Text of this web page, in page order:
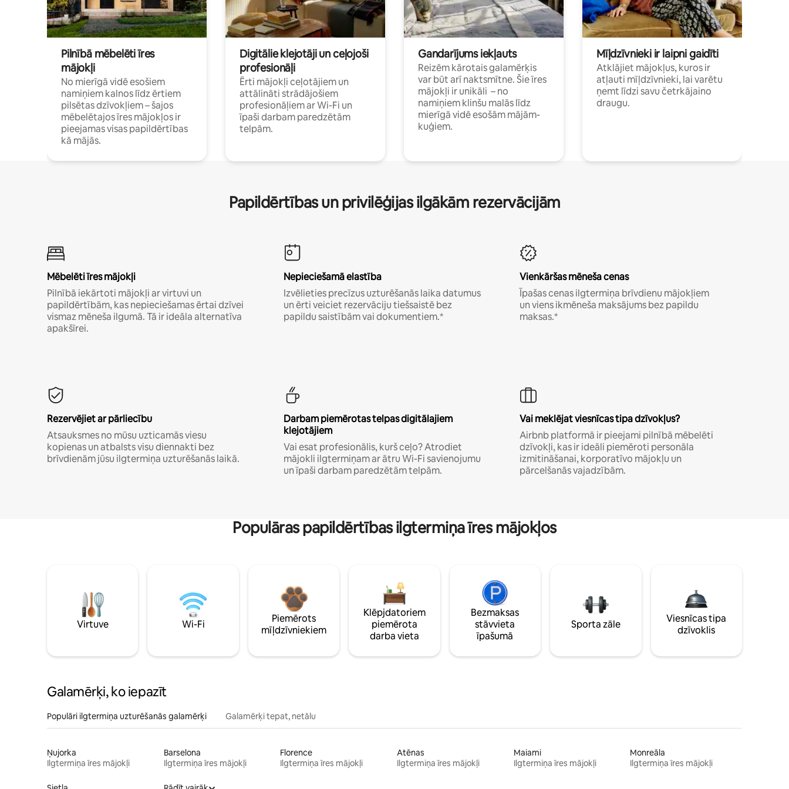
Pilnībā mēbelēti īres
mājokļi
No mierīgā vidē esošiem
namiņiem kalnos līdz ērtiem
pilsētas dzīvokļiem – šajos
mēbelētajos īres mājokļos ir
pieejamas visas papildērtības
kā mājās.
Digitālie klejotāji un ceļojoši
profesionāļi
Ērti mājokļi ceļotājiem un
attālināti strādājošiem
profesionāļiem ar Wi-Fi un
īpaši darbam paredzētām
telpām.
Gandarījums iekļauts
Reizēm kārotais galamērķis
var būt arī naktsmītne. Šie īres
mājokļi ir unikāli – no
namiņiem klinšu malās līdz
mierīgā vidē esošām mājām-
kuģiem.
Mīļdzīvnieki ir laipni gaidīti
Atklājiet mājokļus, kuros ir
atļauti mīļdzīvnieki, lai varētu
ņemt līdzi savu četrkājaino
draugu.
Papildērtības un privilēģijas ilgākām rezervācijām
Mēbelēti īres mājokļi
Pilnībā iekārtoti mājokļi ar virtuvi un
papildērtībām, kas nepieciešamas ērtai dzīvei
vismaz mēneša ilgumā. Tā ir ideāla alternatīva
apakšīrei.
Nepieciešamā elastība
Izvēlieties precīzus uzturēšanās laika datumus
un ērti veiciet rezervāciju tiešsaistē bez
papildu saistībām vai dokumentiem.*
Vienkāršas mēneša cenas
Īpašas cenas ilgtermiņa brīvdienu mājokļiem
un viens ikmēneša maksājums bez papildu
maksas.*
Rezervējiet ar pārliecību
Atsauksmes no mūsu uzticamās viesu
kopienas un atbalsts visu diennakti bez
brīvdienām jūsu ilgtermiņa uzturēšanās laikā.
Darbam piemērotas telpas digitālajiem
klejotājiem
Vai esat profesionālis, kurš ceļo? Atrodiet
mājokli ilgtermiņam ar ātru Wi-Fi savienojumu
un īpaši darbam paredzētām telpām.
Vai meklējat viesnīcas tipa dzīvokļus?
Airbnb platformā ir pieejami pilnībā mēbelēti
dzīvokļi, kas ir ideāli piemēroti personāla
izmitināšanai, korporatīvo mājokļu un
pārcelšanās vajadzībām.
Populāras papildērtības ilgtermiņa īres mājokļos
Virtuve Wi-Fi
Piemērots
mīļdzīvniekiem
Klēpjdatoriem
piemērota
darba vieta
Bezmaksas
stāvvieta
īpašumā
Sporta zāle
Viesnīcas tipa
dzīvoklis
Galamērķi, ko iepazīt
Populāri ilgtermiņa uzturēšanās galamērķi Galamērķi tepat, netālu
Ņujorka
Ilgtermiņa īres mājokļi
Barselona
Ilgtermiņa īres mājokļi
Florence
Ilgtermiņa īres mājokļi
Atēnas
Ilgtermiņa īres mājokļi
Maiami
Ilgtermiņa īres mājokļi
Monreāla
Ilgtermiņa īres mājokļi